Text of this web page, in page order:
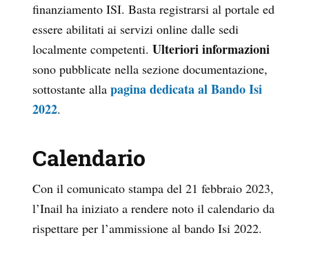
finanziamento ISI. Basta registrarsi al portale ed
essere abilitati ai servizi online dalle sedi
localmente competenti. Ulteriori informazioni
sono pubblicate nella sezione documentazione,
sottostante alla pagina dedicata al Bando Isi
2022.
Calendario
Con il comunicato stampa del 21 febbraio 2023,
l’Inail ha iniziato a rendere noto il calendario da
rispettare per l’ammissione al bando Isi 2022.